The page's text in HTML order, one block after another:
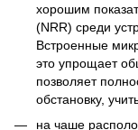
хорошим
(NRR) среди
Встроенные
это упрощает
позволяет
обстановку,
на чаше